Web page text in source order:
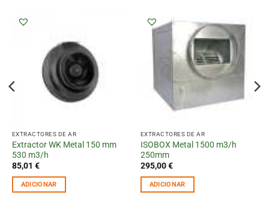
EXTRACTORES DE AR
Extractor WK Metal 150 mm
530 m3/h
85,01 €
ADICIONAR
EXTRACTORES DE AR
ISOBOX Metal 1500 m3/h
250mm
295,00€
ADICIONAR